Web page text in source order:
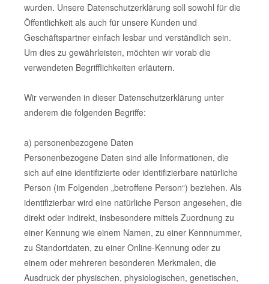
wurden. Unsere Datenschutzerklärung soll sowohl für die
Öffentlichkeit als auch für unsere Kunden und
Geschäftspartner einfach lesbar und verständlich sein.
Um dies zu gewährleisten, möchten wir vorab die
verwendeten Begrifflichkeiten erläutern.
Wir verwenden in dieser Datenschutzerklärung unter
anderem die folgenden Begriffe:
a) personenbezogene Daten
Personenbezogene Daten sind alle Informationen, die
sich auf eine identifizierte oder identifizierbare natürliche
Person (im Folgenden „betroffene Person“) beziehen. Als
identifizierbar wird eine natürliche Person angesehen, die
direkt oder indirekt, insbesondere mittels Zuordnung zu
einer Kennung wie einem Namen, zu einer Kennnummer,
zu Standortdaten, zu einer Online-Kennung oder zu
einem oder mehreren besonderen Merkmalen, die
Ausdruck der physischen, physiologischen, genetischen,